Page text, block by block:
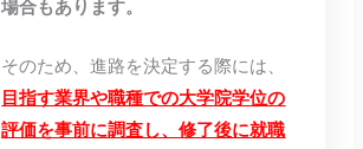
場合もあります。
そのため、進路を決定する際には、
目指す業界や職種での大学院学位の
評価を事前に調査し、修了後に就職